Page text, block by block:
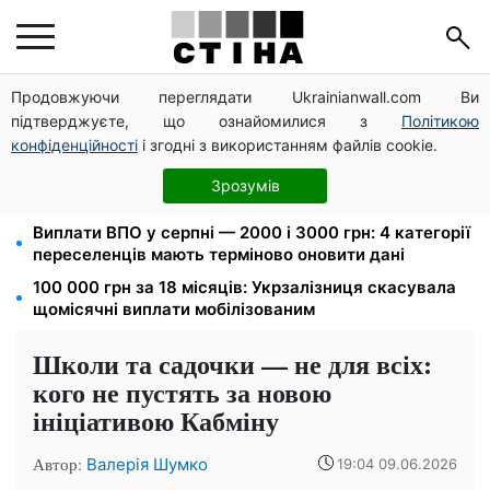
Продовжуючи переглядати Ukrainianwall.com Ви
підтверджуєте, що ознайомилися з Політикою
конфіденційності і згодні з використанням файлів cookie.
Зрозумів
Федоров звільнений і без бронювання: Камельчук
пропонує ексміністру мобілізацію на загальних
умовах
Нічний тариф на світло 2,16 грн/кВт-г: економія до
540 грн на місяць з вересня
Виплати ВПО у серпні — 2000 і 3000 грн: 4 категорії
переселенців мають терміново оновити дані
100 000 грн за 18 місяців: Укрзалізниця скасувала
щомісячні виплати мобілізованим
Школи та садочки — не для всіх:
кого не пустять за новою
ініціативою Кабміну
Автор: Валерія Шумко 19:04 09.06.2026